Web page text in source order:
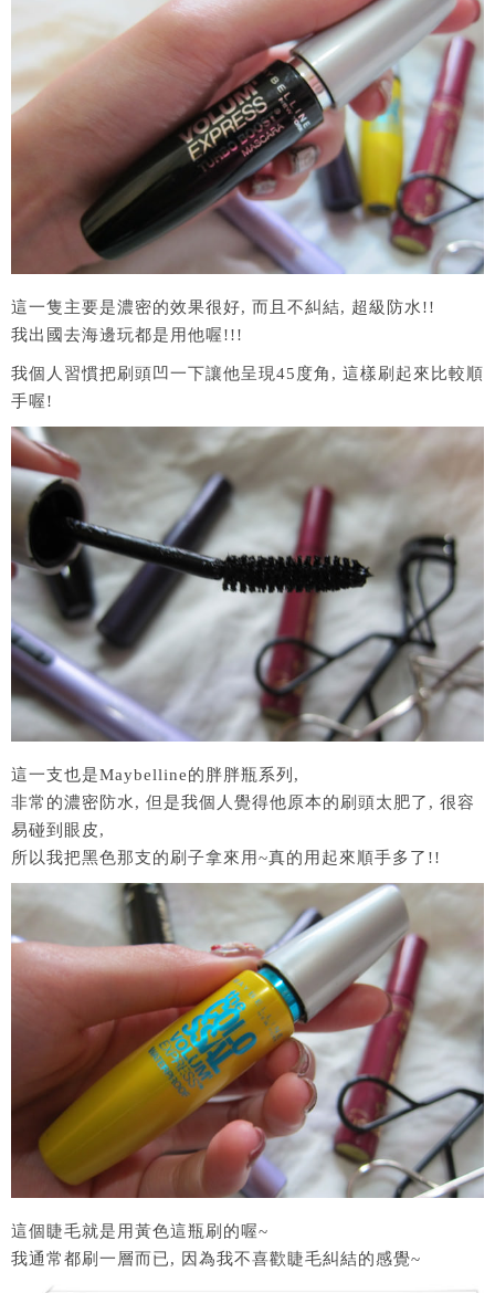
這一隻主要是濃密的效果很好, 而且不糾結, 超級防水!!
我出國去海邊玩都是用他喔!!!
我個人習慣把刷頭凹一下讓他呈現45度角, 這樣刷起來比較順
手喔!
這一支也是Maybelline的胖胖瓶系列,
非常的濃密防水, 但是我個人覺得他原本的刷頭太肥了, 很容
易碰到眼皮,
所以我把黑色那支的刷子拿來用~真的用起來順手多了!!
這個睫毛就是用黃色這瓶刷的喔~
我通常都刷一層而已, 因為我不喜歡睫毛糾結的感覺~